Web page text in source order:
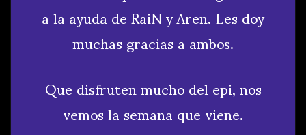
a la ayuda de RaiN y Aren. Les doy
muchas gracias a ambos.
Que disfruten mucho del epi, nos
vemos la semana que viene.